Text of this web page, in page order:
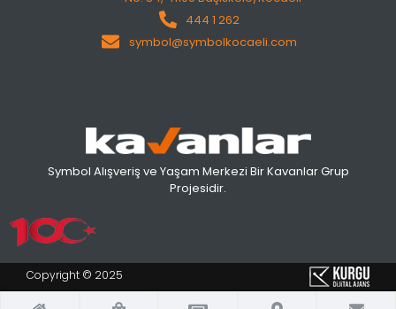
444 1 262
symbol@symbolkocaeli.com
Symbol Alışveriş ve Yaşam Merkezi Bir Kavanlar Grup
Projesidir.
Copyright © 2025